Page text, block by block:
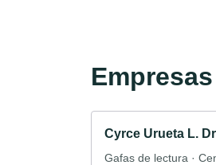
Cyrce Urueta L.
Gafas de lectura ·